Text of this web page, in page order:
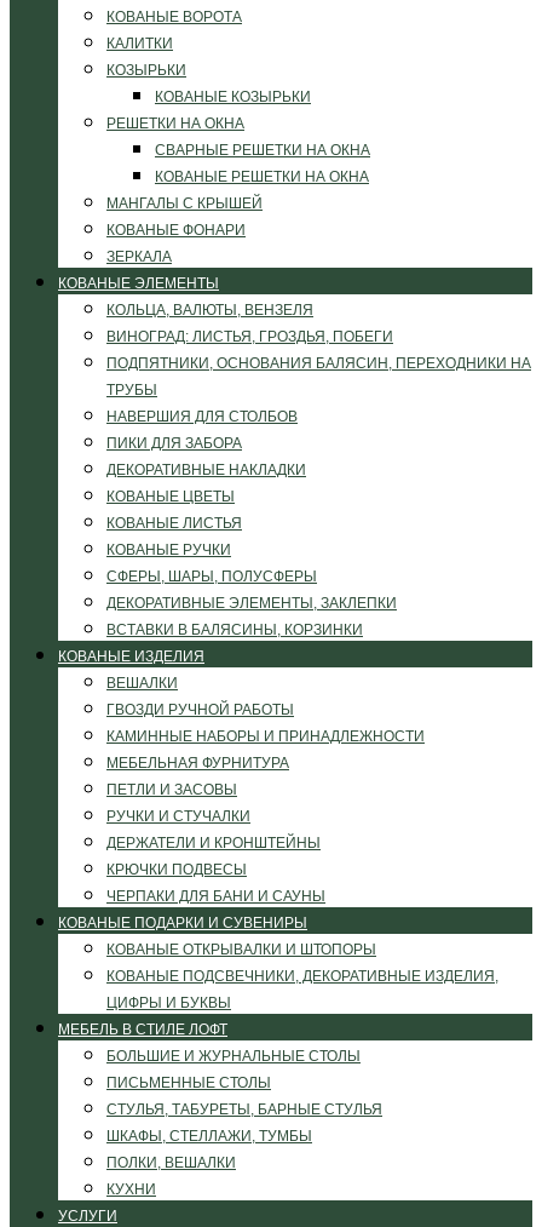
КОВАНЫЕ ВОРОТА
КАЛИТКИ
КОЗЫРЬКИ
КОВАНЫЕ КОЗЫРЬКИ
РЕШЕТКИ НА ОКНА
СВАРНЫЕ РЕШЕТКИ НА ОКНА
КОВАНЫЕ РЕШЕТКИ НА ОКНА
МАНГАЛЫ С КРЫШЕЙ
КОВАНЫЕ ФОНАРИ
ЗЕРКАЛА
КОВАНЫЕ ЭЛЕМЕНТЫ
КОЛЬЦА, ВАЛЮТЫ, ВЕНЗЕЛЯ
ВИНОГРАД: ЛИСТЬЯ, ГРОЗДЬЯ, ПОБЕГИ
ПОДПЯТНИКИ, ОСНОВАНИЯ БАЛЯСИН, ПЕРЕХОДНИКИ НА
ТРУБЫ
НАВЕРШИЯ ДЛЯ СТОЛБОВ
ПИКИ ДЛЯ ЗАБОРА
ДЕКОРАТИВНЫЕ НАКЛАДКИ
КОВАНЫЕ ЦВЕТЫ
КОВАНЫЕ ЛИСТЬЯ
КОВАНЫЕ РУЧКИ
СФЕРЫ, ШАРЫ, ПОЛУСФЕРЫ
ДЕКОРАТИВНЫЕ ЭЛЕМЕНТЫ, ЗАКЛЕПКИ
ВСТАВКИ В БАЛЯСИНЫ, КОРЗИНКИ
КОВАНЫЕ ИЗДЕЛИЯ
ВЕШАЛКИ
ГВОЗДИ РУЧНОЙ РАБОТЫ
КАМИННЫЕ НАБОРЫ И ПРИНАДЛЕЖНОСТИ
МЕБЕЛЬНАЯ ФУРНИТУРА
ПЕТЛИ И ЗАСОВЫ
РУЧКИ И СТУЧАЛКИ
ДЕРЖАТЕЛИ И КРОНШТЕЙНЫ
КРЮЧКИ ПОДВЕСЫ
ЧЕРПАКИ ДЛЯ БАНИ И САУНЫ
КОВАНЫЕ ПОДАРКИ И СУВЕНИРЫ
КОВАНЫЕ ОТКРЫВАЛКИ И ШТОПОРЫ
КОВАНЫЕ ПОДСВЕЧНИКИ, ДЕКОРАТИВНЫЕ ИЗДЕЛИЯ,
ЦИФРЫ И БУКВЫ
МЕБЕЛЬ В СТИЛЕ ЛОФТ
БОЛЬШИЕ И ЖУРНАЛЬНЫЕ СТОЛЫ
ПИСЬМЕННЫЕ СТОЛЫ
СТУЛЬЯ, ТАБУРЕТЫ, БАРНЫЕ СТУЛЬЯ
ШКАФЫ, СТЕЛЛАЖИ, ТУМБЫ
ПОЛКИ, ВЕШАЛКИ
КУХНИ
УСЛУГИ